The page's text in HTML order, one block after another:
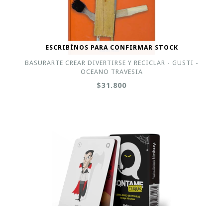
ESCRIBÍNOS PARA CONFIRMAR STOCK
BASURARTE CREAR DIVERTIRSE Y RECICLAR - GUSTI -
OCEANO TRAVESIA
$31.800